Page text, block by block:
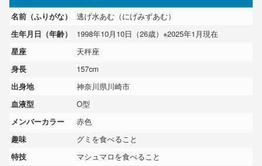
名前（ふりがな） 逃げ水あむ（にげみずあむ）
生年月日（年齢） 1998年10月10日（26歳）※2025年1月現在
星座 天秤座
身長 157cm
出身地 神奈川県川崎市
血液型 O型
メンバーカラー 赤色
趣味 グミを食べること
特技 マシュマロを食べること